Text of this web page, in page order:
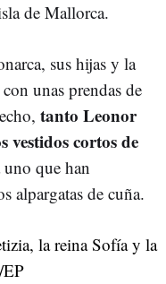
de Mallorca.
sus hijas y la
unas prendas de
tanto Leonor
vestidos cortos de
uno que han
alpargatas de cuña.